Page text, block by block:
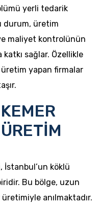
yerli tedarik
durum, üretim
maliyet kontrolünün
katkı sağlar. Özellikle
yapan firmalar
İstanbul’un köklü
Bu bölge, uzun
anılmaktadır.